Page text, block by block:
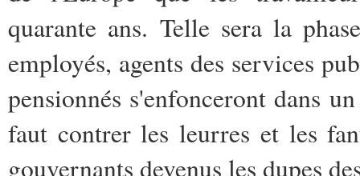
quarante ans. Telle sera la
employés, agents des services
pensionnés s'enfonceront dans
faut contrer les leurres et les
gouvernants devenus les dupes